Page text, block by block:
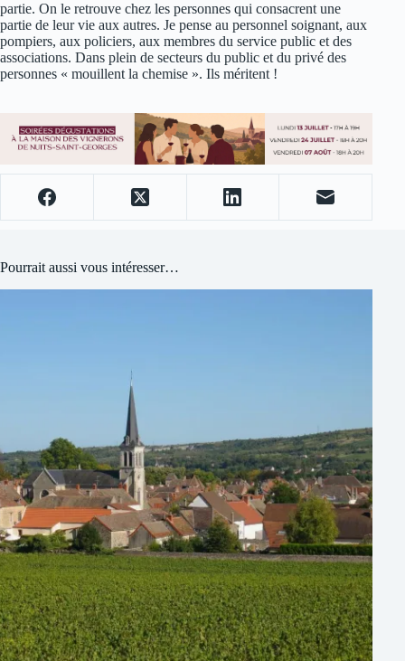
partie. On le retrouve chez les personnes qui consacrent une
partie de leur vie aux autres. Je pense au personnel soignant, aux
pompiers, aux policiers, aux membres du service public et des
associations. Dans plein de secteurs du public et du privé des
personnes « mouillent la chemise ». Ils méritent !
Pourrait aussi vous intéresser…